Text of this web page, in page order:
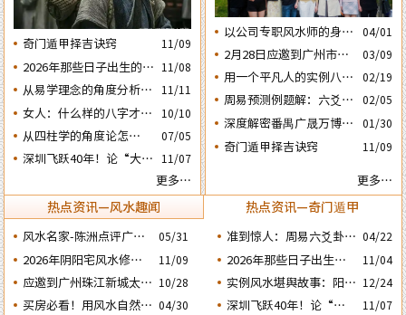
奇门遁甲择吉诀窍 11/09
2026年那些日子出生的人
会大不利之四：‘庚子’
日元
11/08
从易学理念的角度分析蔡
英文“谋独” 之路还能走
多远？
11/11
女人：什么样的八字才算
好命？女命六十条断语及
注解
10/10
​从四柱学的角度论怎样掌
握命运及怎样正确化解流
年运程中的灾祸
07/05
深圳飞跃40年！论“大鹏
格局……
11/07
更多…
以公司专职风水师的身份
应邀出席《星橙网络科技
公司》成立5周年庆典
04/01
2月28日应邀到广州市黄
埔区为朋友的亲戚堪舆住
房风水
03/09
用一个平凡人的实例八字
论断2026马年的流年运势
02/19
周易预测例题解：六爻占
卜2026年流年运势卦象分
析
02/05
深度解密番禺广晟万博中
心写字楼商铺商业不竞气
的风水原因
01/30
奇门遁甲择吉诀窍 11/09
更多…
热点资讯—风水趣闻 热点资讯—奇门遁甲
风水名家-陈洲点评广州
广交会芭洲交易中心大楼
的风水态势
05/31
准到惊人：周易六爻卦占
运经典案例分享
04/22
2026年阴阳宅风水修造
动土入宅择吉需知
11/09
2026年那些日子出生的
人会大不利之二：‘壬
子’ 日元
11/04
应邀到广州珠江新城太平
洋金融大厦堪舆调理风水
10/28
实例风水堪舆故事：阳宅
凶灶惹出来的凶祸与化解
12/24
买房必看！用风水自然环 04/30
深圳飞跃40年！论“大
11/07